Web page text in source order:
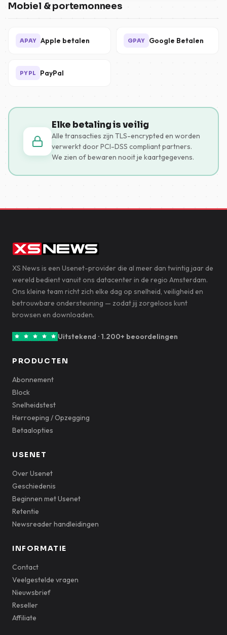
Mobiel & portemonnees
APAY Apple betalen GPAY Google Betalen
PYPL PayPal
Elke betaling is veilig
Alle transacties zijn TLS-encrypted en worden
verwerkt door PCI-DSS compliant partners.
We zien of bewaren nooit je kaartgegevens.
XS News is een Usenet-provider die al meer dan twintig jaar de
wereld bedient vanuit ons datacenter in de regio Amsterdam.
Ons kleine team richt zich elke dag op snelheid, veiligheid en
betrouwbare ondersteuning — zodat jij zorgeloos kunt
browsen en downloaden.
Uitstekend · 1.200+ beoordelingen
PRODUCTEN
Abonnement
Block
Snelheidstest
Herroeping / Opzegging
Betaalopties
USENET
Over Usenet
Geschiedenis
Beginnen met Usenet
Retentie
Newsreader handleidingen
INFORMATIE
Contact
Veelgestelde vragen
Nieuwsbrief
Reseller
Affiliate